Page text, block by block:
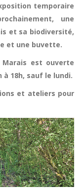
temporaire
une
et sa biodiversité,
et une buvette.
est ouverte
à 18h, sauf le lundi.
et ateliers pour